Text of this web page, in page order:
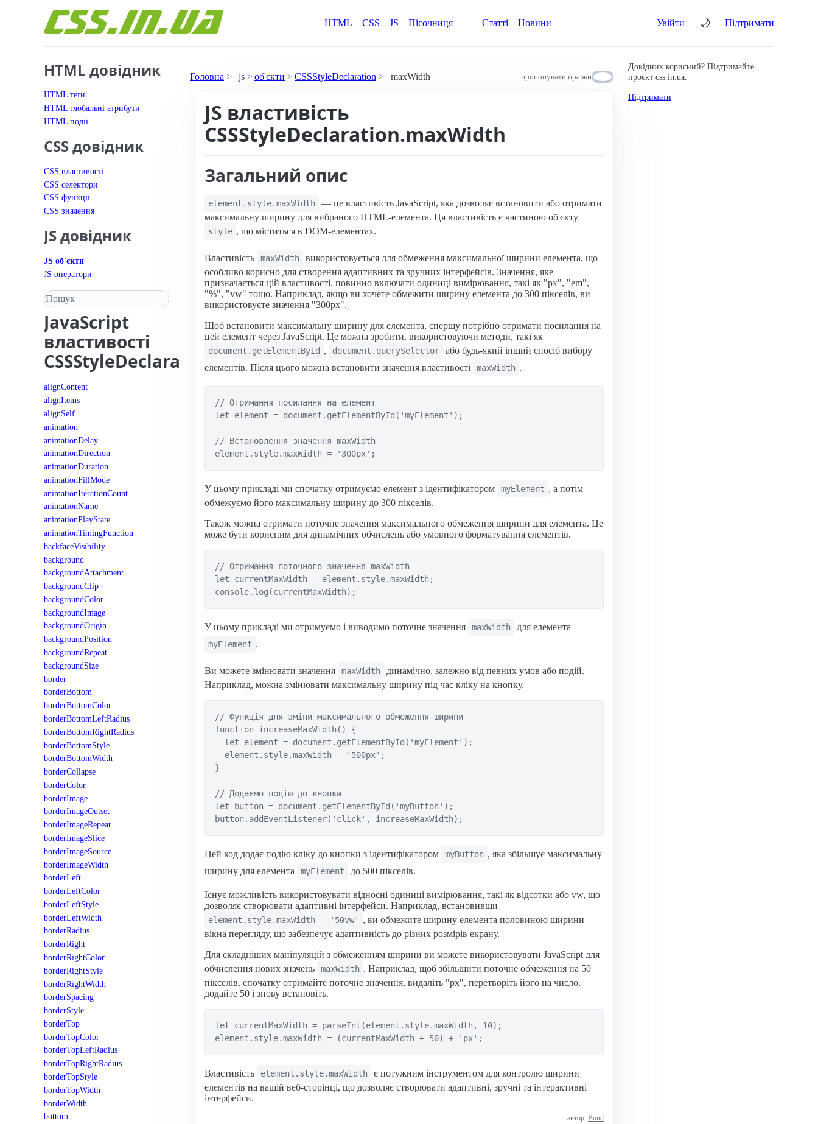
HTML
CSS JS Пісочниця Статті Новини Увійти 🌙 Підтримати
HTML довідник
HTML теґи
HTML глобальні атрибути
HTML події
CSS довідник
CSS властивості
CSS селектори
CSS функції
CSS значення
JS довідник
JS об'єкти
JS оператори
Пошук у довіднику
JavaScript
властивості
CSSStyleDeclaration
alignContent
alignItems
alignSelf
animation
animationDelay
animationDirection
animationDuration
animationFillMode
animationIterationCount
animationName
animationPlayState
animationTimingFunction
backfaceVisibility
background
backgroundAttachment
backgroundClip
backgroundColor
backgroundImage
backgroundOrigin
backgroundPosition
backgroundRepeat
backgroundSize
border
borderBottom
borderBottomColor
borderBottomLeftRadius
borderBottomRightRadius
borderBottomStyle
borderBottomWidth
borderCollapse
borderColor
borderImage
borderImageOutset
borderImageRepeat
borderImageSlice
borderImageSource
borderImageWidth
borderLeft
borderLeftColor
borderLeftStyle
borderLeftWidth
borderRadius
borderRight
borderRightColor
borderRightStyle
borderRightWidth
borderSpacing
borderStyle
borderTop
borderTopColor
borderTopLeftRadius
borderTopRightRadius
borderTopStyle
borderTopWidth
borderWidth
bottom
Головна js об'єкти CSSStyleDeclaration maxWidth пропонувати правки
JS властивість
CSSStyleDeclaration.maxWidth
Загальний опис
element.style.maxWidth
— це властивість JavaScript, яка дозволяє встановити або отримати
максимальну ширину для вибраного HTML-елемента. Ця властивість є частиною об'єкту
style , що міститься в DOM-елементах.
Властивість maxWidth
використовується для обмеження максимальної ширини елемента, що
особливо корисно для створення адаптивних та зручних інтерфейсів. Значення, яке
призначається цій властивості, повинно включати одиниці вимірювання, такі як "px", "em",
"%", "vw" тощо. Наприклад, якщо ви хочете обмежити ширину елемента до 300 пікселів, ви
використовуєте значення "300px".
Щоб встановити максимальну ширину для елемента, спершу потрібно отримати посилання на
цей елемент через JavaScript. Це можна зробити, використовуючи методи, такі як
document.getElementById , document.querySelector
або будь-який інший спосіб вибору
елементів. Після цього можна встановити значення властивості
maxWidth .
// Отримання посилання на елемент
let element = document.getElementById('myElement');
// Встановлення значення maxWidth
У цьому прикладі ми спочатку отримуємо елемент з ідентифікатором myElement , а потім
обмежуємо його максимальну ширину до 300 пікселів.
Також можна отримати поточне значення максимального обмеження ширини для елемента. Це
може бути корисним для динамічних обчислень або умовного форматування елементів.
// Отримання поточного значення maxWidth
let currentMaxWidth = element.style.maxWidth;
У цьому прикладі ми отримуємо і виводимо поточне значення maxWidth для елемента
myElement .
Ви можете змінювати значення maxWidth
динамічно, залежно від певних умов або подій.
Наприклад, можна змінювати максимальну ширину під час кліку на кнопку.
// Функція для зміни максимального обмеження ширини
function increaseMaxWidth() {
  let element = document.getElementById('myElement');
  element.style.maxWidth = '500px';
}
// Додаємо подію до кнопки
let button = document.getElementById('myButton');
Цей код додає подію кліку до кнопки з ідентифікатором myButton , яка збільшує максимальну
ширину для елемента
myElement до 500 пікселів.
Існує можливість використовувати відносні одиниці вимірювання, такі як відсотки або vw, що
дозволяє створювати адаптивні інтерфейси. Наприклад, встановивши
element.style.maxWidth = '50vw'
, ви обмежите ширину елемента половиною ширини
вікна перегляду, що забезпечує адаптивність до різних розмірів екрану.
Для складніших маніпуляцій з обмеженням ширини ви можете використовувати JavaScript для
обчислення нових значень
maxWidth . Наприклад, щоб збільшити поточне обмеження на 50
пікселів, спочатку отримайте поточне значення, видаліть "px", перетворіть його на число,
додайте 50 і знову встановіть.
let currentMaxWidth = parseInt(element.style.maxWidth, 10);
Властивість element.style.maxWidth
є потужним інструментом для контролю ширини
елементів на вашій веб-сторінці, що дозволяє створювати адаптивні, зручні та інтерактивні
інтерфейси.
автор: Bond
Довідник корисний? Підтримайте
проєкт css.in.ua.
Підтримати